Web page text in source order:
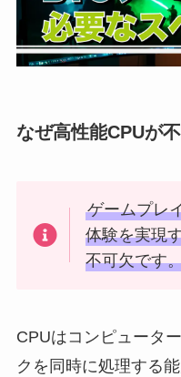
なぜ高性能CPUが
ゲームプレ
体験を実現
不可欠です
CPUはコンピュータ
クを同時に処理する